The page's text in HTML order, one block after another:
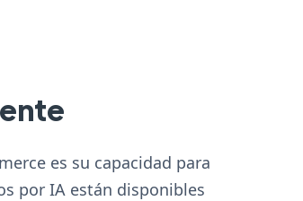
es su capacidad para
por IA están disponibles